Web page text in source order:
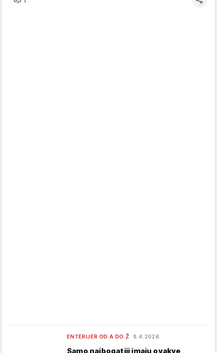
ENTERIJER OD A DO Ž 8.4.2026.
Samo najbogatiji imaju ovakve